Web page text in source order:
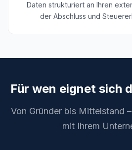
Daten strukturiert an Ihren
der Abschluss und
Für wen eignet sich
Von Gründer bis Mittelstand
mit Ihrem